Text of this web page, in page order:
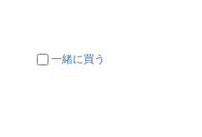
一緒に買う